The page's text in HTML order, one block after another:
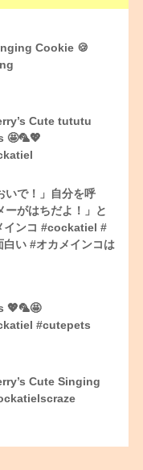
Cookie 🍪
Cute tututu
🤩🦜💖
いで！」自分を呼
ーがはちだよ！」と
インコ #cockatiel #
い #オカメインコは
💖🦜🤩
#cutepets
Cute Singing